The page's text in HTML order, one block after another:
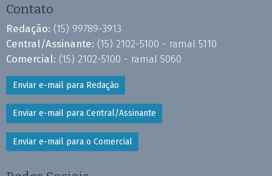
Contato
Redação: (15) 99789-3913
Central/Assinante: (15) 2102-5100 - ramal 5110
Comercial: (15) 2102-5100 - ramal 5060
Enviar e-mail para Redação
Enviar e-mail para Central/Assinante
Enviar e-mail para o Comercial